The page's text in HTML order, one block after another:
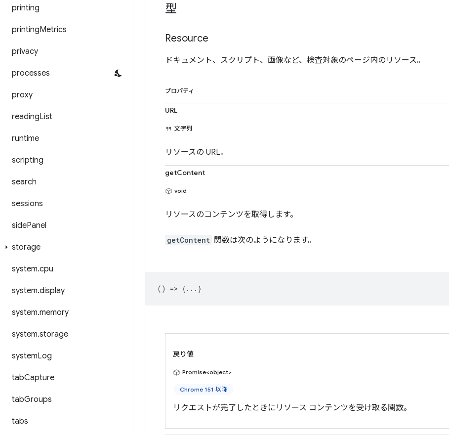
printing
printingMetrics
privacy
processes
proxy
readingList
runtime
scripting
search
sessions
sidePanel
storage
system.cpu
system.display
system.memory
system.storage
systemLog
tabCapture
tabGroups
tabs
型
Resource
ドキュメント、スクリプト、画像など、検査対象のページ内のリソース。
プロパティ
URL
文字列
リソースの URL。
getContent
void
リソースのコンテンツを取得します。
getContent 関数は次のようになります。
() => {...}
戻り値
Promise<object>
Chrome 151 以降
リクエストが完了したときにリソース コンテンツを受け取る関数。